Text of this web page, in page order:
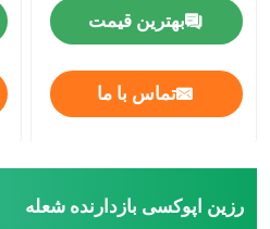
رزین اپوکسی عایق الکتریکی
مواد اولیه ترانسفورماتور
بهترین قیمت
تماس با ما
رزین اپوکسی بازدارنده شعله